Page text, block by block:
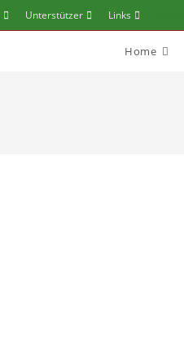
Unterstützer Links
Home